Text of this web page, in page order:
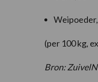
(per 100 kg,
Bron: